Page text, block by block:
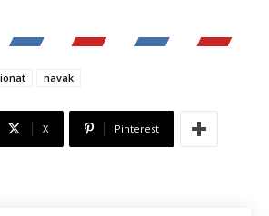
navak
X Pinterest